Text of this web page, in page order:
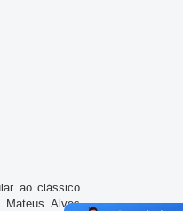
ao clássico.
Alves,